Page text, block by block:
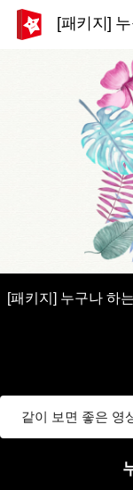
[패키지]
[패키지] 누구나 하
같이 보면 좋은 영